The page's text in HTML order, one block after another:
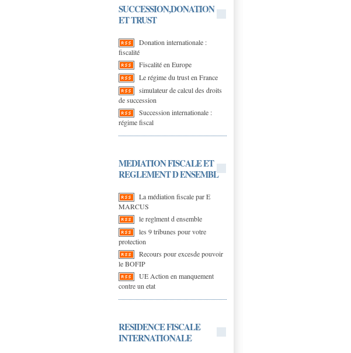
SUCCESSION,DONATION
ET TRUST
Donation internationale :
fiscalité
Fiscalité en Europe
Le régime du trust en France
simulateur de calcul des droits
de succession
Succession internationale :
régime fiscal
MEDIATION FISCALE ET
REGLEMENT D ENSEMBL
La médiation fiscale par E
MARCUS
le reglment d ensemble
les 9 tribunes pour votre
protection
Recours pour excesde pouvoir
le BOFIP
UE Action en manquement
contre un etat
RESIDENCE FISCALE
INTERNATIONALE